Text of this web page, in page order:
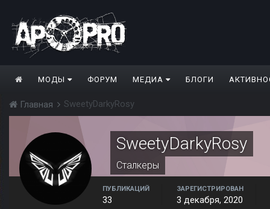
МОДЫ ФОРУМ МЕДИА БЛОГИ
Главная SweetyDarkyRosy
SweetyDarkyRosy
Сталкеры
ПУБЛИКАЦИЙ
33
ЗАРЕГИСТРИРОВАН
3 декабря, 2020